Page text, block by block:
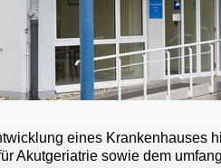
eines Krankenhauses
Akutgeriatrie sowie dem